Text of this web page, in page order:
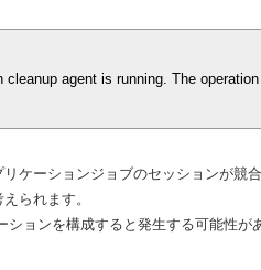
agent is running. The
ケーションジョブのセッションが競
られます。
ョンを構成すると発生する可能性が